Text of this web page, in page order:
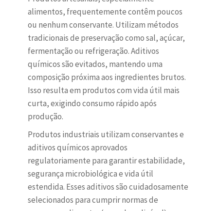
alimentos, frequentemente contêm poucos
ou nenhum conservante. Utilizam métodos
tradicionais de preservação como sal, açúcar,
fermentação ou refrigeração. Aditivos
químicos são evitados, mantendo uma
composição próxima aos ingredientes brutos.
Isso resulta em produtos com vida útil mais
curta, exigindo consumo rápido após
produção.
Produtos industriais utilizam conservantes e
aditivos químicos aprovados
regulatoriamente para garantir estabilidade,
segurança microbiológica e vida útil
estendida. Esses aditivos são cuidadosamente
selecionados para cumprir normas de